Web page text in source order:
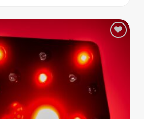
Wunschliste
hinzufügen